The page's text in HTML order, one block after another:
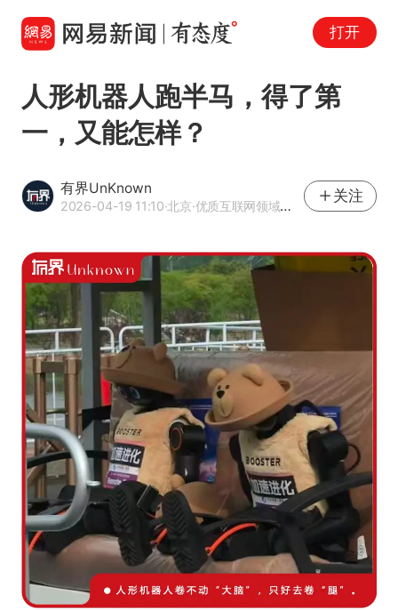
打开
人形机器人跑半马，得了第
一，又能怎样？
有界UnKnown
2026-04-19 11:10·北京·优质互联网领域创作者
关注